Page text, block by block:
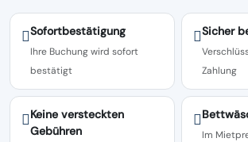
Sofortbestätigung
Ihre Buchung wird sofort
bestätigt
Sicher
Zahlung
Keine versteckten
Gebühren
Im